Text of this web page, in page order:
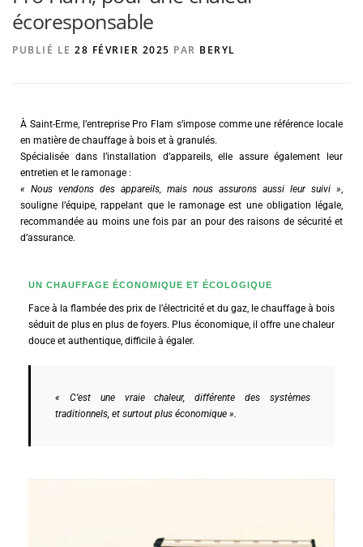
AGENCE DE PUBLICITÉ
écoresponsable
PUBLIÉ LE 28 FÉVRIER 2025 PAR BERYL
À Saint-Erme, l’entreprise Pro Flam s’impose comme une référence locale
en matière de chauffage à bois et à granulés.
Spécialisée dans l’installation d’appareils, elle assure également leur
entretien et le ramonage :
« Nous vendons des appareils, mais nous assurons aussi leur suivi »,
souligne l’équipe, rappelant que le ramonage est une obligation légale,
recommandée au moins une fois par an pour des raisons de sécurité et
d’assurance.
UN CHAUFFAGE ÉCONOMIQUE ET ÉCOLOGIQUE
Face à la flambée des prix de l’électricité et du gaz, le chauffage à bois
séduit de plus en plus de foyers. Plus économique, il offre une chaleur
douce et authentique, difficile à égaler.
« C’est une vraie chaleur, différente des systèmes
traditionnels, et surtout plus économique ».